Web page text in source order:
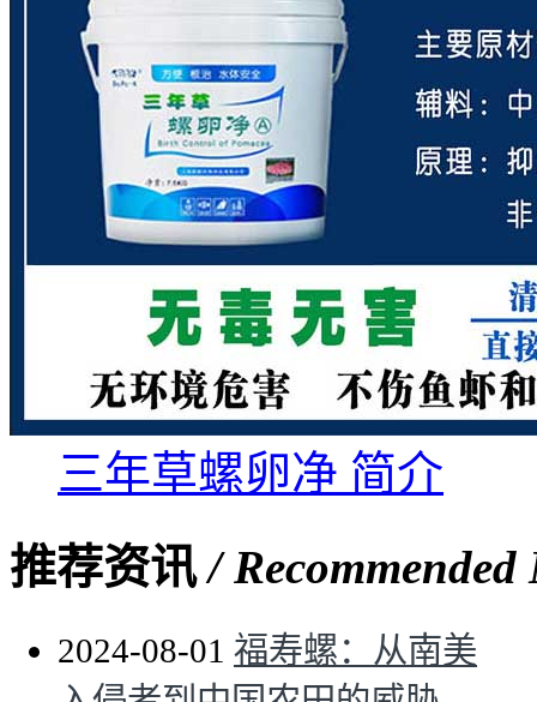
三年草螺卵净 简介
推荐资讯/ Recommended
2024-08-01 福寿螺：从南美